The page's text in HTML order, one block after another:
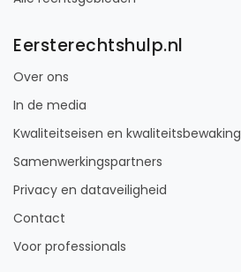
Eersterechtshulp.nl
Over ons
In de media
Kwaliteitseisen en kwaliteitsbewaking
Samenwerkingspartners
Privacy en dataveiligheid
Contact
Voor professionals